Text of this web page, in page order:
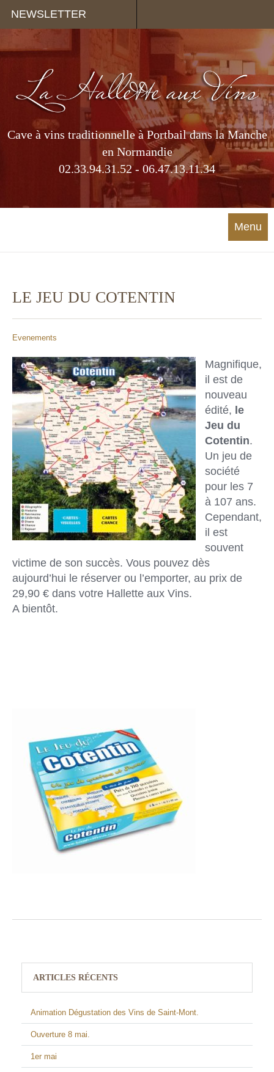
NEWSLETTER
Cave à vins traditionnelle à Portbail dans la Manche
en Normandie
02.33.94.31.52 - 06.47.13.11.34
Menu
LE JEU DU COTENTIN
Evenements
Magnifique,
il est de
nouveau
édité, le
Jeu du
Cotentin.
Un jeu de
société
pour les 7
à 107 ans.
Cependant,
il est
souvent
victime de son succès. Vous pouvez dès
aujourd’hui le réserver ou l’emporter, au prix de
29,90 € dans votre Hallette aux Vins.
A bientôt.
ARTICLES RÉCENTS
Animation Dégustation des Vins de Saint-Mont.
Ouverture 8 mai.
1er mai
Panneau de gestion des cookies